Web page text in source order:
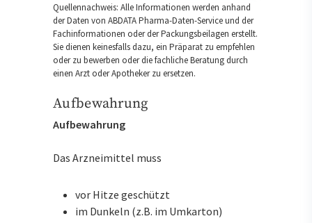
Quellennachweis: Alle Informationen werden anhand
der Daten von ABDATA Pharma-Daten-Service und der
Fachinformationen oder der Packungsbeilagen erstellt.
Sie dienen keinesfalls dazu, ein Präparat zu empfehlen
oder zu bewerben oder die fachliche Beratung durch
einen Arzt oder Apotheker zu ersetzen.
Aufbewahrung
Aufbewahrung
Das Arzneimittel muss
vor Hitze geschützt
im Dunkeln (z.B. im Umkarton)